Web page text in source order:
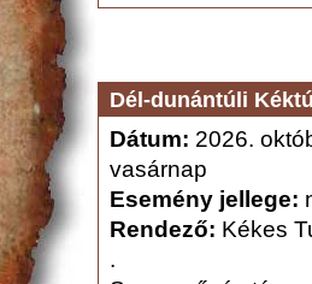
Dél-dunántúli
Dátum: 2026.
vasárnap
Esemény jellege:
Rendező: Kékes
.